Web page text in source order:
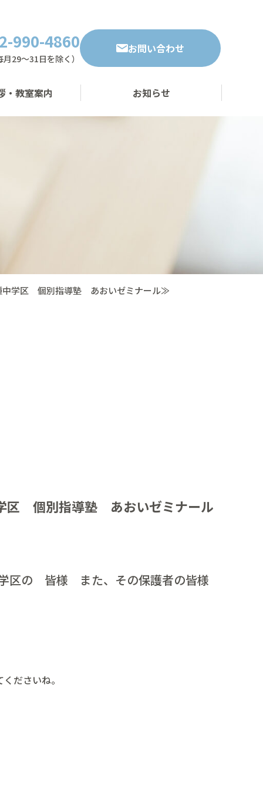
990-4860
29～31日を除く）
お問い合わせ
・教室案内 お知らせ
中学区 個別指導塾 あおいゼミナール≫
区 個別指導塾 あおいゼミナール
区の 皆様 また、その保護者の皆様
ださいね。